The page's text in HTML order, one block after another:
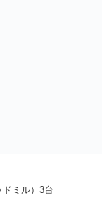
ミル）3台